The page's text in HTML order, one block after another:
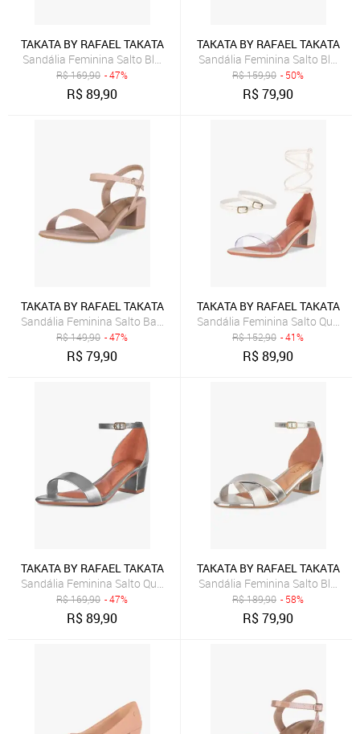
TAKATA BY RAFAEL TAKATA
Sandália Feminina Salto Bloco Grosso Quadrado Baixo Metalizada
R$169,90 - 47%
R$89,90
TAKATA BY RAFAEL TAKATA
Sandália Feminina Salto Bloco
R$159,90 - 50%
R$79,90
TAKATA BY RAFAEL TAKATA
Sandália Feminina Salto Baixo Bloco Grosso Casual Confortável
R$149,90 - 47%
R$79,90
TAKATA BY RAFAEL TAKATA
Sandália Feminina Salto
R$152,90 - 41%
R$89,90
TAKATA BY RAFAEL TAKATA
Sandália Feminina Salto Quadrado Grosso Bloco Baixo Confortável
R$169,90 - 47%
R$89,90
TAKATA BY RAFAEL TAKATA
Sandália Feminina Salto Bloco
R$189,90 - 58%
R$79,90